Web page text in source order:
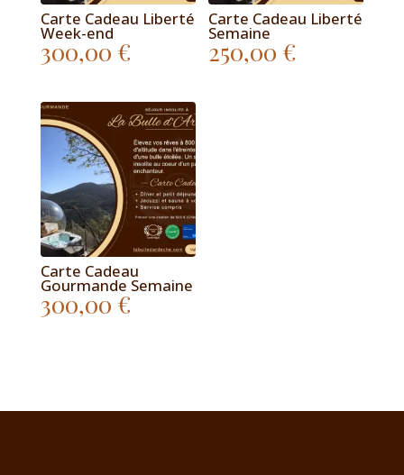
Carte Cadeau Liberté
Week-end
300,00 €
Carte Cadeau Liberté
Semaine
250,00 €
Carte Cadeau
Gourmande Semaine
300,00 €